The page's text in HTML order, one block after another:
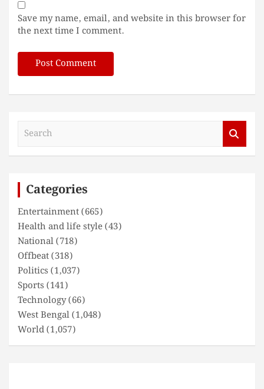
Save my name, email, and website in this browser for
the next time I comment.
Categories
Entertainment(665)
Health and life style(43)
National(718)
Offbeat(318)
Politics (1,037)
Sports (141)
Technology(66)
West Bengal(1,048)
World(1,057)